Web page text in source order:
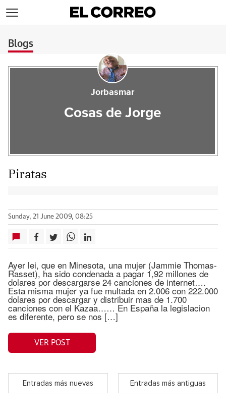
Blogs
Jorbasmar
Cosas de Jorge
Piratas
Sunday, 21 June 2009, 08:25
Ayer lei, que en Minesota, una mujer (Jammie Thomas-
Rasset), ha sido condenada a pagar 1,92 millones de
dolares por descargarse 24 canciones de internet….
Esta misma mujer ya fue multada en 2.006 con 222.000
dolares por descargar y distribuir mas de 1.700
canciones con el Kazaa…… En España la legislacion
es diferente, pero se nos […]
VER POST
Entradas más nuevas Entradas más antiguas